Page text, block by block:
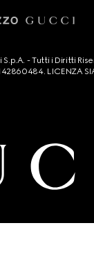
- Tutti i Diritti
LICENZA